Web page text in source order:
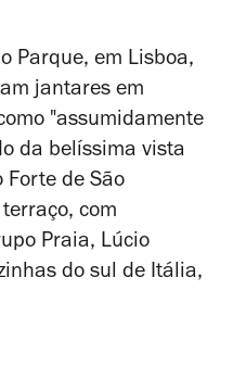
Parque, em Lisboa,
jantares em
"assumidamente
da belíssima vista
Forte de São
com
Praia, Lúcio
do sul de Itália,